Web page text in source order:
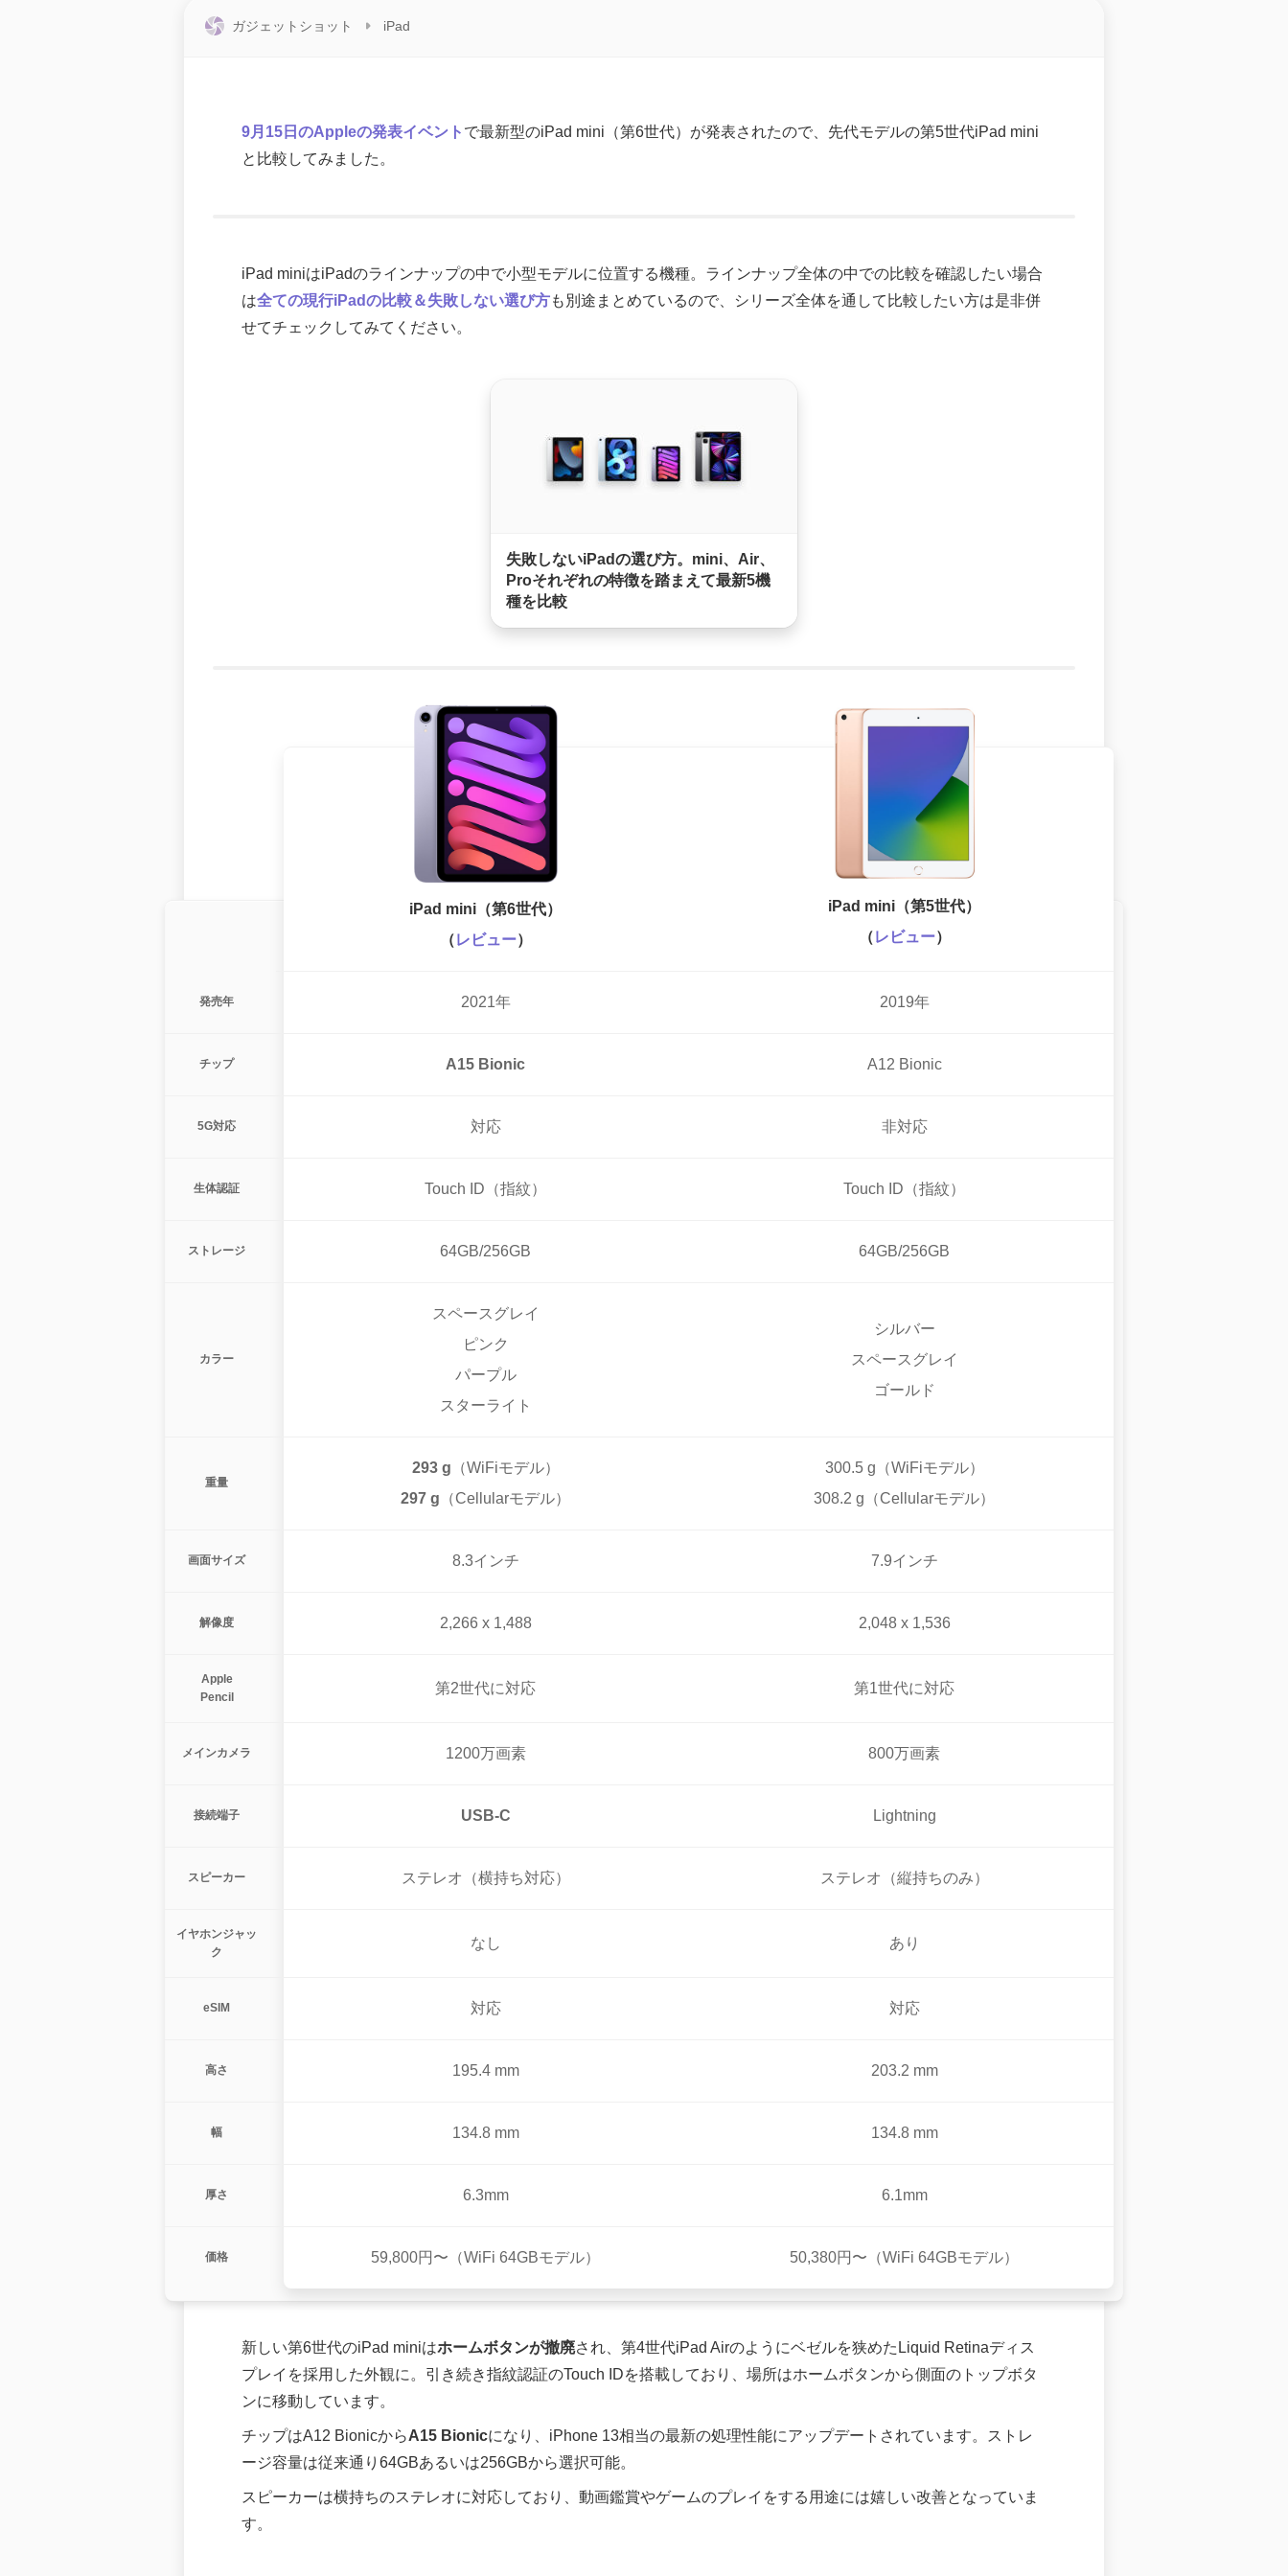
ガジェットショット iPad
9月15日のAppleの発表イベント で最新型のiPad mini（第6世代）が発表されたので、先代モデルの第5世代iPad mini
と比較してみました。
iPad miniはiPadのラインナップの中で小型モデルに位置する機種。ラインナップ全体の中での比較を確認したい場合
は全ての現行iPadの比較＆失敗しない選び方も別途まとめているので、シリーズ全体を通して比較したい方は是非併
せてチェックしてみてください。
失敗しないiPadの選び方。mini、Air、
Proそれぞれの特徴を踏まえて最新5機
種を比較
iPad mini（第6世代）
（レビュー）
iPad mini（第5世代）
（レビュー）
発売年 2021年 2019年
チップ A15 Bionic A12 Bionic
5G対応 対応 非対応
生体認証 Touch ID（指紋） Touch ID（指紋）
ストレージ 64GB/256GB 64GB/256GB
カラー
スペースグレイ
ピンク
パープル
スターライト
シルバー
スペースグレイ
ゴールド
重量
293 g （WiFiモデル）
297 g （Cellularモデル）
300.5 g（WiFiモデル）
308.2 g（Cellularモデル）
画面サイズ 8.3インチ 7.9インチ
解像度 2,266 x 1,488 2,048 x 1,536
Apple
Pencil
第2世代に対応 第1世代に対応
メインカメラ 1200万画素 800万画素
接続端子 USB-C Lightning
スピーカー ステレオ（横持ち対応） ステレオ（縦持ちのみ）
イヤホンジャッ
ク
なし あり
eSIM 対応 対応
高さ 195.4 mm 203.2 mm
幅 134.8 mm 134.8 mm
厚さ 6.3mm 6.1mm
価格 59,800円〜（WiFi 64GBモデル） 50,380円〜（WiFi 64GBモデル）
新しい第6世代のiPad miniはホームボタンが撤廃され、第4世代iPad Airのようにベゼルを狭めたLiquid Retinaディス
プレイを採用した外観に。引き続き指紋認証のTouch IDを搭載しており、場所はホームボタンから側面のトップボタ
ンに移動しています。
チップはA12 BionicからA15 Bionicになり、iPhone 13相当の最新の処理性能にアップデートされています。ストレ
ージ容量は従来通り64GBあるいは256GBから選択可能。
スピーカーは横持ちのステレオに対応しており、動画鑑賞やゲームのプレイをする用途には嬉しい改善となっていま
す。